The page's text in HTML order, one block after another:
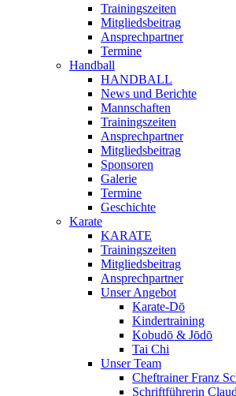
Trainingszeiten
Mitgliedsbeitrag
Ansprechpartner
Termine
Handball
HANDBALL
News und Berichte
Mannschaften
Trainingszeiten
Ansprechpartner
Mitgliedsbeitrag
Sponsoren
Galerie
Termine
Geschichte
Karate
KARATE
Trainingszeiten
Mitgliedsbeitrag
Ansprechpartner
Unser Angebot
Karate-Dō
Kindertraining
Kobudō & Jōdō
Tai Chi
Unser Team
Cheftrainer Franz
Schriftführerin